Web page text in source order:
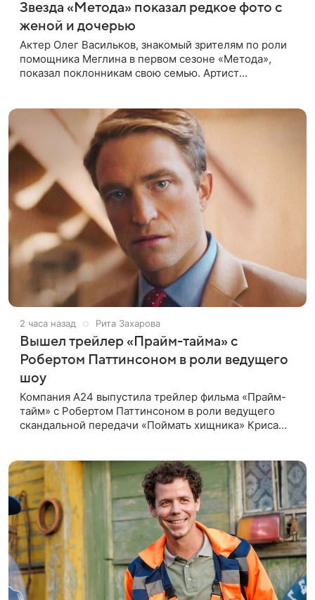
Звезда «Метода» показал редкое фото с
женой и дочерью
Актер Олег Васильков, знакомый зрителям по роли
помощника Меглина в первом сезоне «Метода»,
показал поклонникам свою семью. Артист
2 часа назад Рита Захарова
Вышел трейлер «Прайм-тайма» с
Робертом Паттинсоном в роли ведущего
шоу
Компания A24 выпустила трейлер фильма «Прайм-
тайм» с Робертом Паттинсоном в роли ведущего
скандальной передачи «Поймать хищника» Криса